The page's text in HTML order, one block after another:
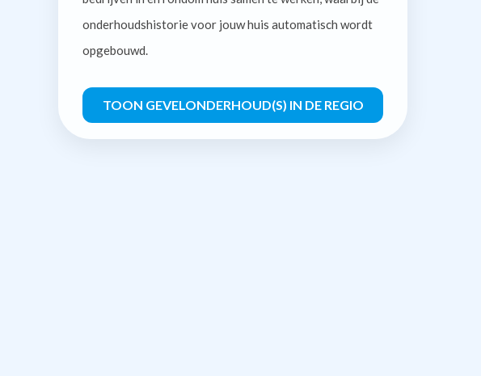
onderhoudshistorie voor jouw huis automatisch wordt
opgebouwd.
TOON GEVELONDERHOUD(S) IN DE REGIO